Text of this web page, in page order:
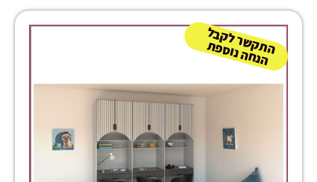
ה
ת
ק
ש
ר
ל
ק
ב
ל
הנ
ח
ה נו
ס
פ
ת